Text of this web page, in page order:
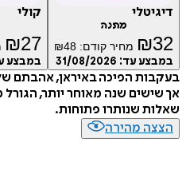
₪ מחיר קודם: ₪48
עד:31/08/2026
₪ 27 מחיר
במבצע עד:
הפיכה באיראן, אהבתם של
שנה מאוחר יותר, הגורל
שנותרו פתוחות.
מהירה